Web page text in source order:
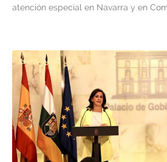
atención especial en Navarra y en